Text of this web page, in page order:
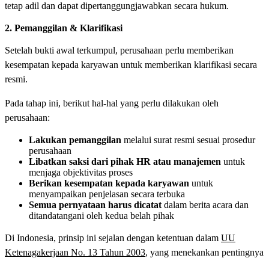
tetap adil dan dapat dipertanggungjawabkan secara hukum.
2. Pemanggilan & Klarifikasi
Setelah bukti awal terkumpul, perusahaan perlu memberikan
kesempatan kepada karyawan untuk memberikan klarifikasi secara
resmi.
Pada tahap ini, berikut hal-hal yang perlu dilakukan oleh
perusahaan:
Lakukan pemanggilan melalui surat resmi sesuai prosedur
perusahaan
Libatkan saksi dari pihak HR atau manajemen untuk
menjaga objektivitas proses
Berikan kesempatan kepada karyawan untuk
menyampaikan penjelasan secara terbuka
Semua pernyataan harus dicatat dalam berita acara dan
ditandatangani oleh kedua belah pihak
Di Indonesia, prinsip ini sejalan dengan ketentuan dalam UU
Ketenagakerjaan No. 13 Tahun 2003, yang menekankan pentingnya